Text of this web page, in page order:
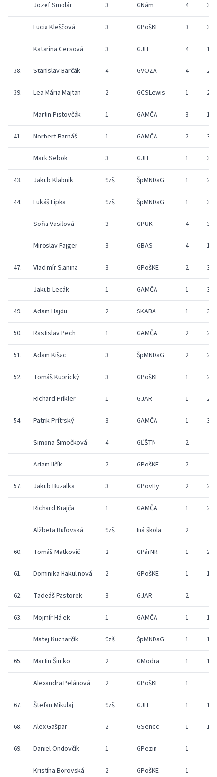
Jozef Smolár 3 GNám 4 32
Lucia Kleščová 3 GPošKE 3 30
Katarína Gersová 3 GJH 4 19
38. Stanislav Barčák 4 GVOZA 4 20
39. Lea Mária Majtan 2 GCSLewis 1 27
Martin Pistovčák 1 GAMČA 3 15
41. Norbert Barnáš 1 GAMČA 2 36
Mark Sebok 3 GJH 1 35
43. Jakub Klabnik 9zš ŠpMNDaG 1 26
44. Lukáš Lipka 9zš ŠpMNDaG 1 34
Soňa Vasiľová 3 GPUK 4 32
Miroslav Pajger 3 GBAS 4 19
47. Vladimír Slanina 3 GPošKE 2 33
Jakub Lecák 1 GAMČA 1 31
49. Adam Hajdu 2 SKABA 1 30
50. Rastislav Pech 1 GAMČA 2 23
51. Adam Kišac 3 ŠpMNDaG 2 20
52. Tomáš Kubrický 3 GPošKE 1 26
Richard Prikler 1 GJAR 1 23
54. Patrik Prítrský 3 GAMČA 1 30
Simona Šimočková 4 GĽŠTN 2 9
Adam Ilčík 2 GPošKE 2 8
57. Jakub Buzalka 3 GPovBy 2 25
Richard Krajča 1 GAMČA 1 25
Alžbeta Buľovská 9zš Iná škola 2 9
60. Tomáš Matkovič 2 GPárNR 1 23
61. Dominika Hakulinová 2 GPošKE 1 10
62. Tadeáš Pastorek 3 GJAR 2 0
63. Mojmír Hájek 1 GAMČA 1 19
Matej Kucharčík 9zš ŠpMNDaG 1 19
65. Martin Šimko 2 GModra 1 18
Alexandra Pelánová 2 GPošKE 1 1
67. Štefan Mikulaj 9zš GJH 1 17
68. Alex Gašpar 2 GSenec 1 14
69. Daniel Ondovčík 1 GPezin 1 9
Kristína Borovská 2 GPošKE 1 4